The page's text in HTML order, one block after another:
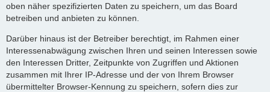
oben näher spezifizierten Daten zu speichern, um das Board
betreiben und anbieten zu können.
Darüber hinaus ist der Betreiber berechtigt, im Rahmen einer
Interessenabwägung zwischen Ihren und seinen Interessen sowie
den Interessen Dritter, Zeitpunkte von Zugriffen und Aktionen
zusammen mit Ihrer IP-Adresse und der von Ihrem Browser
übermittelter Browser-Kennung zu speichern, sofern dies zur